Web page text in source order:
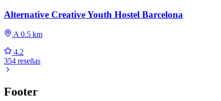
Alternative Creative Youth Hostel Barcelona
A 0.5 km
4.2
354 reseñas
Footer